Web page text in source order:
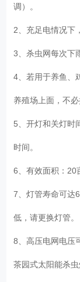
调）。
2、充足电情况下
3、杀虫网每次下
4、若用于养鱼、
养殖场上面，不
5、开灯和关灯时
时间。
6、有效面积：20
7、灯管寿命可达
低，请更换灯管。
8、高压电网电压
茶园式太阳能杀